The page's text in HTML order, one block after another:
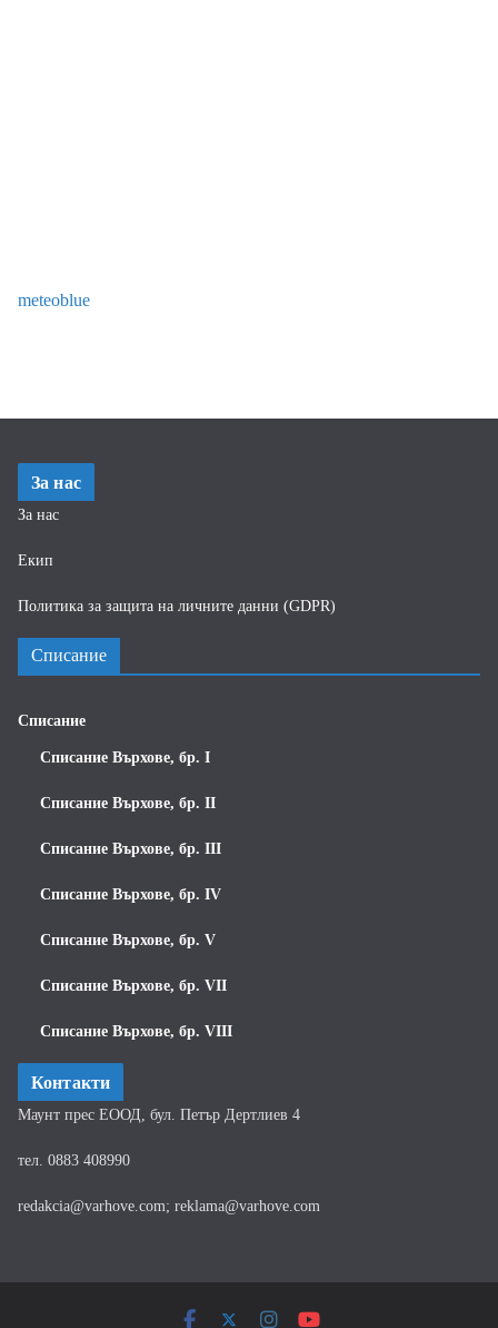
meteoblue
За нас
За нас
Екип
Политика за защита на личните данни (GDPR)
Списание
Списание
Списание Върхове, бр. I
Списание Върхове, бр. II
Списание Върхове, бр. III
Списание Върхове, бр. IV
Списание Върхове, бр. V
Списание Върхове, бр. VII
Списание Върхове, бр. VIII
Контакти
Маунт прес ЕООД, бул. Петър Дертлиев 4
тел. 0883 408990
redakcia@varhove.com; reklama@varhove.com